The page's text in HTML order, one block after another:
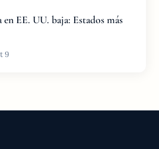
EE. UU. baja: Estados más
9